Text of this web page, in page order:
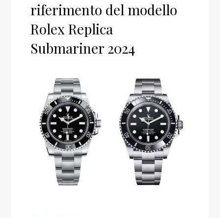
riferimento del modello
Rolex Replica
Submariner 2024